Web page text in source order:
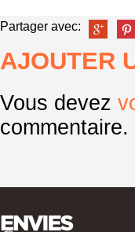
Partager avec:
AJOUTER
Vous devez
commentaire.